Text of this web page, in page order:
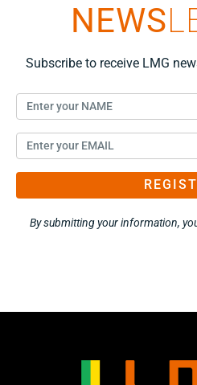
NEWS
Subscribe to receive LMG
By submitting your information,